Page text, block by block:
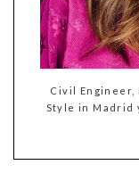
Civil Engineer,
Style in Madrid